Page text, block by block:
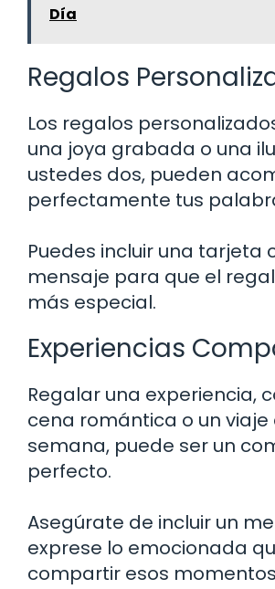
Día
Regalos
Los regalos
una joya grabada o una
ustedes dos, pueden
perfectamente tus
Puedes incluir una tarjeta
mensaje para que el
más especial.
Experiencias
Regalar una experiencia,
cena romántica o un viaje
semana, puede ser un
perfecto.
Asegúrate de incluir un
exprese lo emocionada
compartir esos